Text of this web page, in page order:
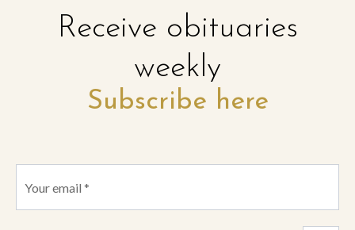
Receive obituaries
weekly
Subscribe here